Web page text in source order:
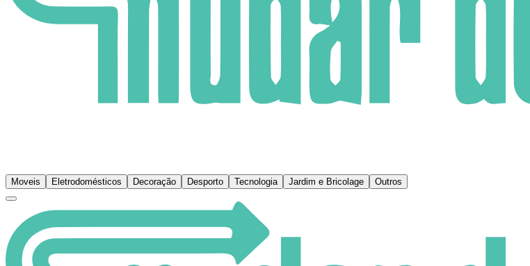
Moveis Eletrodomésticos Decoração Desporto Tecnologia Jardim e Bricolage Outros